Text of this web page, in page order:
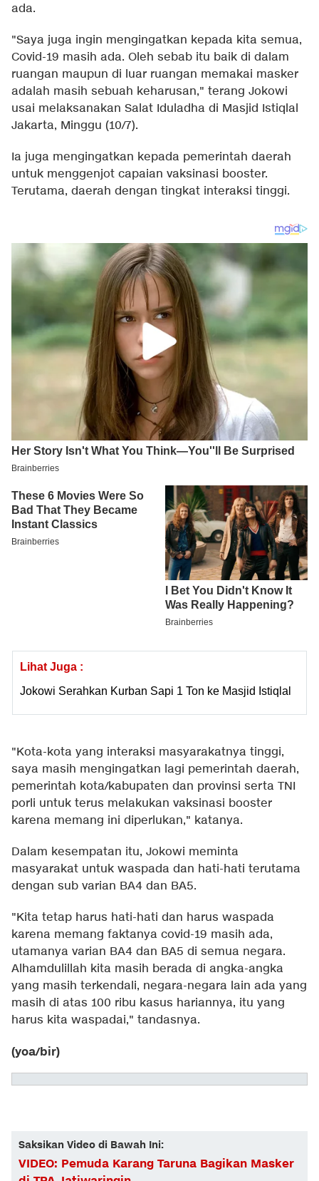
ada.
"Saya juga ingin mengingatkan kepada kita semua,
Covid-19 masih ada. Oleh sebab itu baik di dalam
ruangan maupun di luar ruangan memakai masker
adalah masih sebuah keharusan," terang Jokowi
usai melaksanakan Salat Iduladha di Masjid Istiqlal
Jakarta, Minggu (10/7).
Ia juga mengingatkan kepada pemerintah daerah
untuk menggenjot capaian vaksinasi booster.
Terutama, daerah dengan tingkat interaksi tinggi.
Lihat Juga :
Jokowi Serahkan Kurban Sapi 1 Ton ke Masjid Istiqlal
"Kota-kota yang interaksi masyarakatnya tinggi,
saya masih mengingatkan lagi pemerintah daerah,
pemerintah kota/kabupaten dan provinsi serta TNI
porli untuk terus melakukan vaksinasi booster
karena memang ini diperlukan," katanya.
Dalam kesempatan itu, Jokowi meminta
masyarakat untuk waspada dan hati-hati terutama
dengan sub varian BA4 dan BA5.
"Kita tetap harus hati-hati dan harus waspada
karena memang faktanya covid-19 masih ada,
utamanya varian BA4 dan BA5 di semua negara.
Alhamdulillah kita masih berada di angka-angka
yang masih terkendali, negara-negara lain ada yang
masih di atas 100 ribu kasus hariannya, itu yang
harus kita waspadai," tandasnya.
(yoa/bir)
Saksikan Video di Bawah Ini:
VIDEO: Pemuda Karang Taruna Bagikan Masker